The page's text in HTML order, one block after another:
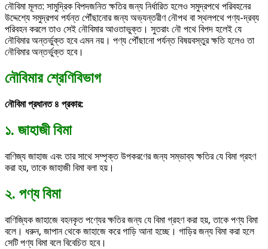
নৌবিমা মূলত: সামুদ্রিক বিপদজনিত ক্ষতির জন্য নির্ধারিত হলেও সমুদ্রপথে পরিবহনের
উদ্দেশ্যে সমুদ্রপথ পর্যন্ত পৌঁছানোর জন্য অভ্যন্তরীণ নৌপথ বা স্থলপথে পণ্য-দ্রব্য
পরিবহন করলে তাও সেই নৌবিমার আওতাভুক্ত। সুতরাং নৌ পথে বিপদ হলেই যে
নৌবিমার অন্তর্ভুক্ত হবে এমন নয়। পণ্য পৌঁছানো পর্যন্ত বিষয়বস্তুর ক্ষতি হলেও তা
নৌবিমার অন্তর্ভুক্ত হবে।
নৌবিমার শ্রেণিবিভাগ
নৌবিমা প্রধানত ৪ প্রকার:
১. জাহাজী বিমা
বাণিজ্য জাহাজ এবং তার সাথে সম্পৃক্ত উপকরণের জন্য সম্ভাব্য ক্ষতির যে বিমা গ্রহণ
করা হয়, তাকে জাহাজী বিমা বলা হয়।
২. পণ্য বিমা
বাণিজ্যিক জাহাজে বহনকৃত পণ্যের ক্ষতির জন্য যে বিমা গ্রহণ করা হয়, তাকে পণ্য বিমা
বলে। ধরুন, জাপান থেকে জাহাজে করে গাড়ি আনা হচ্ছে। গাড়ির জন্য বিমা করা হলে
সেটি পণ্য বিমা বলে বিবেচিত হবে।